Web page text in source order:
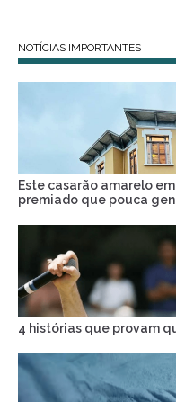
NOTÍCIAS IMPORTANTES
Este casarão amarelo
premiado que pouca
4 histórias que provam